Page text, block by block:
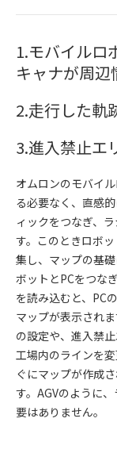
1.モバイルロ
キャナが周辺
2.走行した軌
3.進入禁止エ
オムロンのモバイ
る必要なく、直感
ィックをつなぎ、
す。このときロボ
集し、マップの基
ボットとPCをつな
を読み込むと、PC
マップが表示され
の設定や、進入禁
工場内のラインを
ぐにマップが作成
す。AGVのように
要はありません。